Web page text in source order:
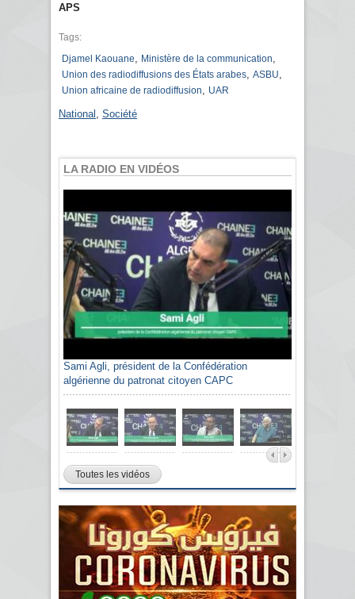
APS
Tags:
Djamel Kaouane
Ministère de la communication
Union des radiodiffusions des États arabes ASBU
Union africaine de radiodiffusion UAR
National Société
LA RADIO EN VIDÉOS
Sami Agli, président de la Confédération
algérienne du patronat citoyen CAPC
Toutes les vidéos